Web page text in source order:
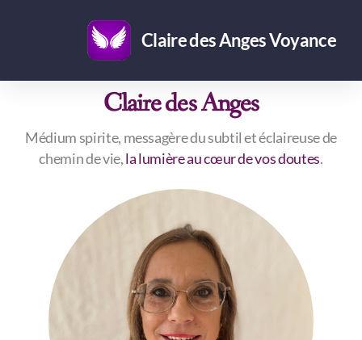
Claire des Anges Voyance
Claire des Anges
Médium spirite, messagère du subtil et éclaireuse de
chemin de vie,la lumière au cœur de vos doutes.